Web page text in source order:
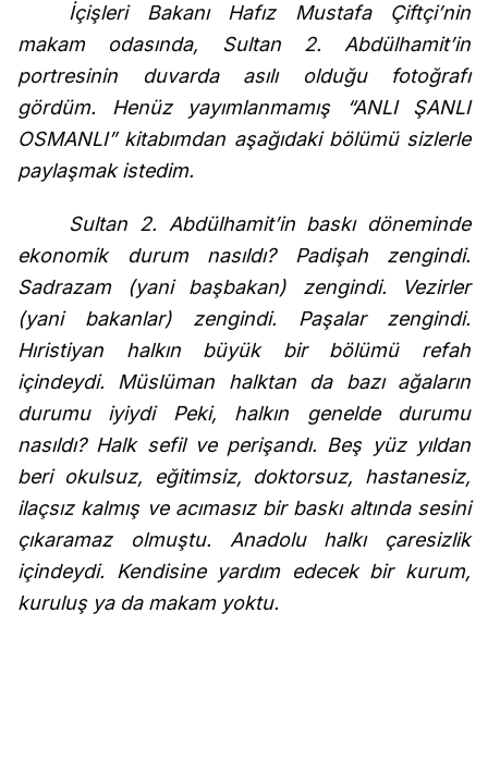
İçişleri Bakanı Hafız Mustafa Çiftçi’nin
makam odasında, Sultan 2. Abdülhamit’in
portresinin duvarda asılı olduğu fotoğrafı
gördüm. Henüz yayımlanmamış “ANLI ŞANLI
OSMANLI” kitabımdan aşağıdaki bölümü sizlerle
paylaşmak istedim.
Sultan 2. Abdülhamit’in baskı döneminde
ekonomik durum nasıldı? Padişah zengindi.
Sadrazam (yani başbakan) zengindi. Vezirler
(yani bakanlar) zengindi. Paşalar zengindi.
Hıristiyan halkın büyük bir bölümü refah
içindeydi. Müslüman halktan da bazı ağaların
durumu iyiydi Peki, halkın genelde durumu
nasıldı? Halk sefil ve perişandı. Beş yüz yıldan
beri okulsuz, eğitimsiz, doktorsuz, hastanesiz,
ilaçsız kalmış ve acımasız bir baskı altında sesini
çıkaramaz olmuştu. Anadolu halkı çaresizlik
içindeydi. Kendisine yardım edecek bir kurum,
kuruluş ya da makam yoktu.